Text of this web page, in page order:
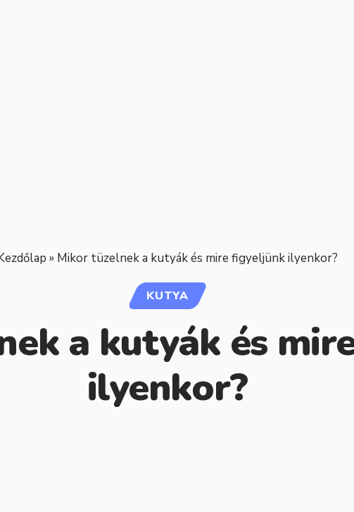
» Mikor tüzelnek a kutyák és mire figyeljünk ilyenkor?
KUTYA
a kutyák és
ilyenkor?